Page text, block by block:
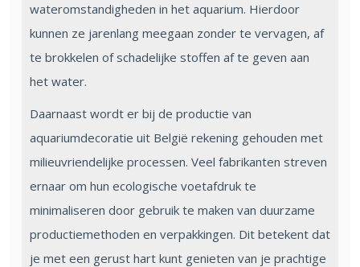
wateromstandigheden in het aquarium. Hierdoor
kunnen ze jarenlang meegaan zonder te vervagen, af
te brokkelen of schadelijke stoffen af te geven aan
het water.
Daarnaast wordt er bij de productie van
aquariumdecoratie uit België rekening gehouden met
milieuvriendelijke processen. Veel fabrikanten streven
ernaar om hun ecologische voetafdruk te
minimaliseren door gebruik te maken van duurzame
productiemethoden en verpakkingen. Dit betekent dat
je met een gerust hart kunt genieten van je prachtige